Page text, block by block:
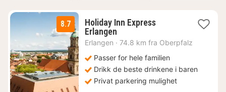
8.7
Holiday Inn Express
Erlangen1
natt
1265
kr.
Erlangen · 74.8 km fra Oberpfalz
Passer for hele familien
Drikk de beste drinkene i baren
Privat parkering mulighet